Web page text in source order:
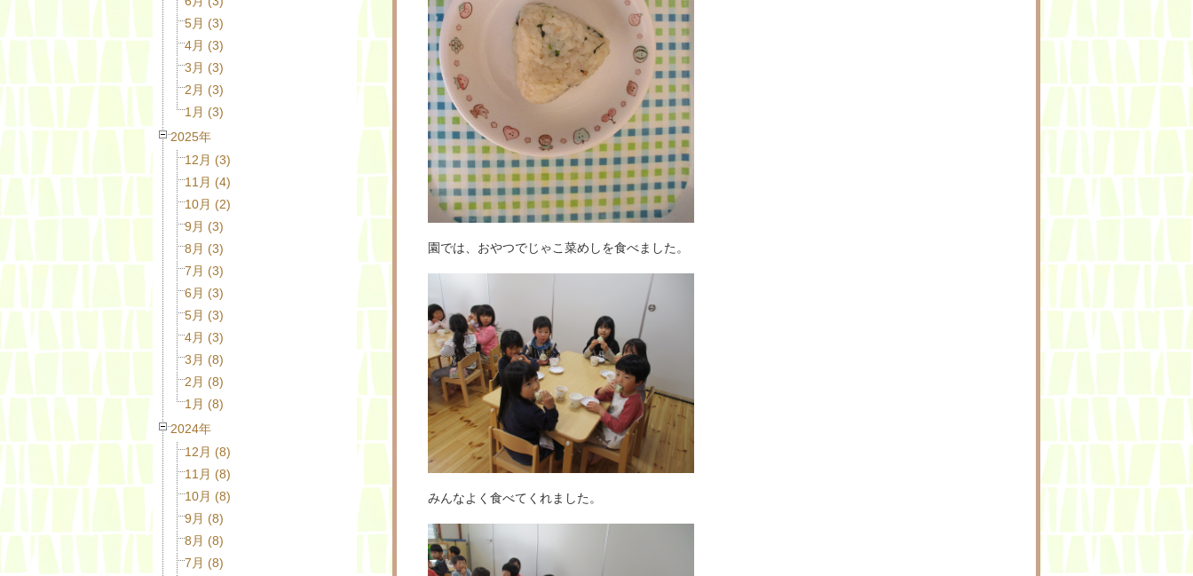
5月 (3)
4月 (3)
3月 (3)
2月 (3)
1月 (3)
2025年
12月 (3)
11月 (4)
10月 (2)
9月 (3)
8月 (3)
7月 (3)
6月 (3)
5月 (3)
4月 (3)
3月 (8)
2月 (8)
1月 (8)
2024年
12月 (8)
11月 (8)
10月 (8)
9月 (8)
8月 (8)
7月 (8)
園では、おやつでじゃこ菜めしを食べました。
みんなよく食べてくれました。